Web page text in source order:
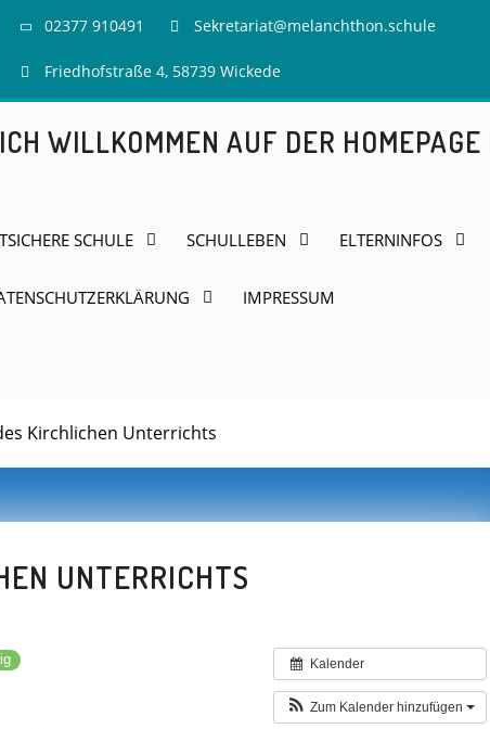
02377 910491 Sekretariat@melanchthon.schule
Friedhofstraße 4, 58739 Wickede
WILLKOMMEN AUF DER
SCHULE SCHULLEBEN ELTERNINFOS
IMPRESSUM
Kirchlichen Unterrichts
UNTERRICHTS
Kalender
Zum Kalender hinzufügen